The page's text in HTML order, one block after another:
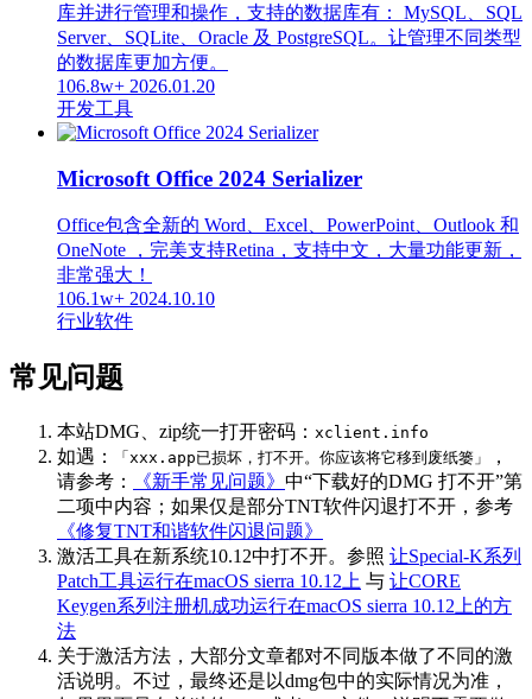
库并进行管理和操作，支持的数据库有： MySQL、SQL
Server、SQLite、Oracle 及 PostgreSQL。让管理不同类型
的数据库更加方便。
106.8w+ 2026.01.20
开发工具
Microsoft Office 2024 Serializer
Office包含全新的 Word、Excel、PowerPoint、Outlook 和
OneNote ，完美支持Retina，支持中文，大量功能更新，
非常强大！
106.1w+ 2024.10.10
行业软件
常见问题
本站DMG、zip统一打开密码： xclient.info
如遇： 「xxx.app已损坏，打不开。你应该将它移到废纸篓」
，
请参考：
《新手常见问题》 中“下载好的DMG 打不开”第
二项中内容；如果仅是部分TNT软件闪退打不开，参考
《修复TNT和谐软件闪退问题》
激活工具在新系统10.12中打不开。参照 让Special-K系列
Patch工具运行在macOS sierra 10.12上 与 让CORE
Keygen系列注册机成功运行在macOS sierra 10.12上的方
法
关于激活方法，大部分文章都对不同版本做了不同的激
活说明。不过，最终还是以dmg包中的实际情况为准，